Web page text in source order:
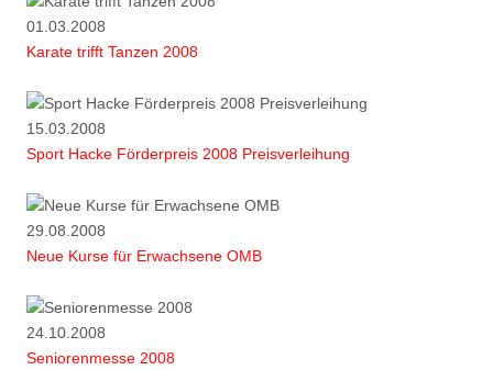
01.03.2008
Karate trifft Tanzen 2008
15.03.2008
Sport Hacke Förderpreis 2008 Preisverleihung
29.08.2008
Neue Kurse für Erwachsene OMB
24.10.2008
Seniorenmesse 2008